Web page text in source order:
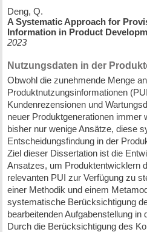
Deng, Q.
A Systematic Approach for
Information in Product
2023
Nutzungsdaten in der
Obwohl die zunehmende Menge an
Produktnutzungsinformationen
Kundenrezensionen und
neuer Produktgenerationen immer
bisher nur wenige Ansätze, diese
Entscheidungsfindung in der
Ziel dieser Dissertation ist die
Ansatzes, um Produktentwicklern
relevanten PUI zur Verfügung zu
einer Methodik und einem
systematische Berücksichtigung
bearbeitenden Aufgabenstellung in
Durch die Berücksichtigung des